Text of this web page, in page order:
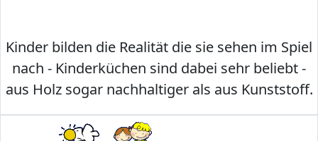
Kinder bilden die Realität die sie sehen im Spiel
nach - Kinderküchen sind dabei sehr beliebt -
aus Holz sogar nachhaltiger als aus Kunststoff.